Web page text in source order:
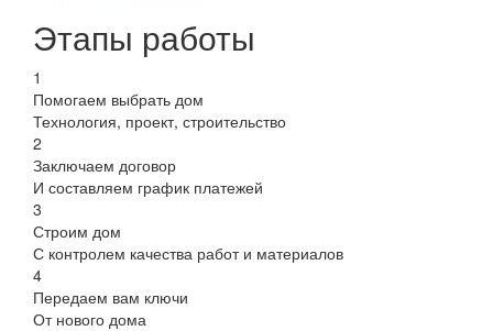
Этапы работы
1
Помогаем выбрать дом
Технология, проект, строительство
2
Заключаем договор
И составляем график платежей
3
Строим дом
С контролем качества работ и материалов
4
Передаем вам ключи
От нового дома